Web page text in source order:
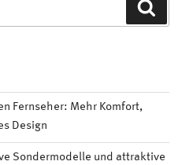
Fernseher: Mehr Komfort,
Design
Sondermodelle und attraktive